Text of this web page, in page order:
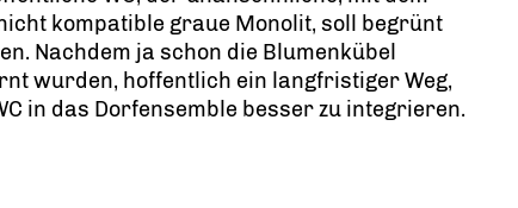
kompatible graue Monolit, soll begrünt
Nachdem ja schon die Blumenkübel
wurden, hoffentlich ein langfristiger Weg,
in das Dorfensemble besser zu integrieren.